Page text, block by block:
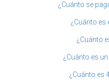
¿Cuánto se
¿Cuánto es
¿Cuánto
¿Cuánto es
¿Cuánto es